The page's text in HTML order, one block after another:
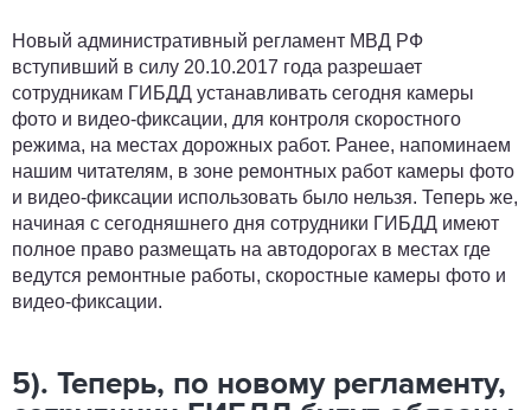
Новый административный регламент МВД РФ
вступивший в силу 20.10.2017 года разрешает
сотрудникам ГИБДД устанавливать сегодня камеры
фото и видео-фиксации, для контроля скоростного
режима, на местах дорожных работ. Ранее, напоминаем
нашим читателям, в зоне ремонтных работ камеры фото
и видео-фиксации использовать было нельзя. Теперь же,
начиная с сегодняшнего дня сотрудники ГИБДД имеют
полное право размещать на автодорогах в местах где
ведутся ремонтные работы, скоростные камеры фото и
видео-фиксации.
5). Теперь, по новому регламенту,